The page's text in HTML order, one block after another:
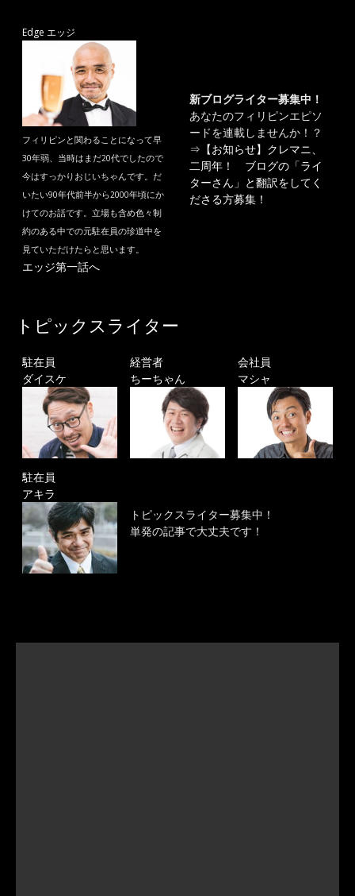
Edge エッジ
フィリピンと関わることになって早
30年弱、当時はまだ20代でしたので
今はすっかりおじいちゃんです。だ
いたい90年代前半から2000年頃にか
けてのお話です。立場も含め色々制
約のある中での元駐在員の珍道中を
見ていただけたらと思います。
エッジ第一話へ
新ブログライター募集中！
あなたのフィリピンエピソ
ードを連載しませんか！？
⇒ 【お知らせ】クレマニ、
二周年！ ブログの「ライ
ターさん」と翻訳をしてく
ださる方募集！
トピックスライター
駐在員
ダイスケ
経営者
ちーちゃん
会社員
マシャ
駐在員
アキラ
トピックスライター募集中！
単発の記事で大丈夫です！